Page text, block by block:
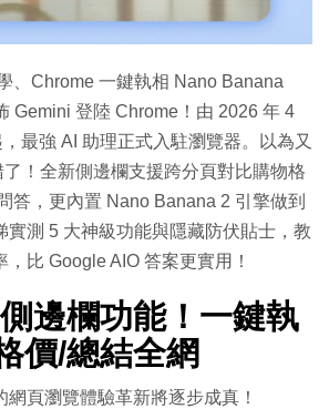
、Chrome 一鍵執相 Nano Banana
Gemini 登陸 Chrome！由 2026 年 4
最強 AI 助理正式入駐瀏覽器。以為又
！全新側邊欄支援跨分頁對比購物格
答，更內置 Nano Banana 2 引擎做到
實測 5 大神級功能與隱藏防伏貼士，教
比 Google AIO 答案更實用！
邊欄功能！一鍵執
價/總結全網
頁瀏覽體驗革新將逐步成真！